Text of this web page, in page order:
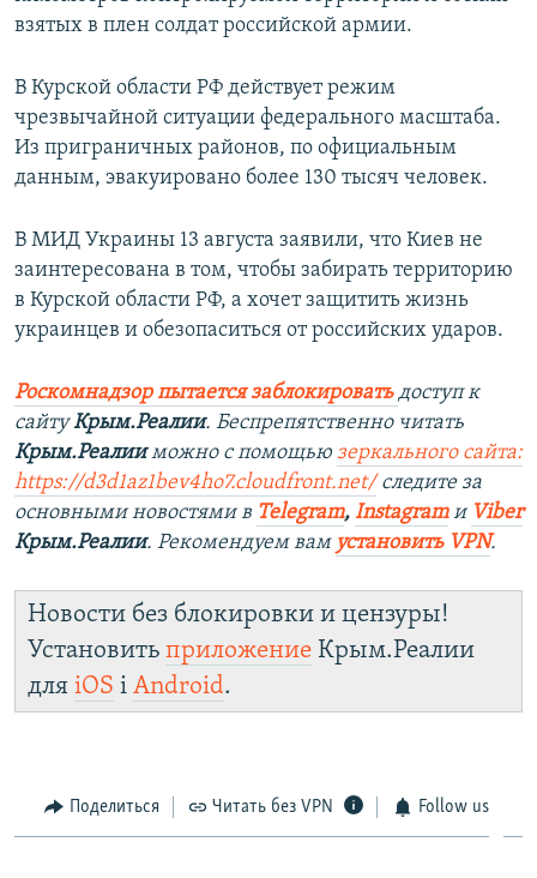
взятых в плен солдат российской армии.
В Курской области РФ действует режим
чрезвычайной ситуации федерального масштаба.
Из приграничных районов, по официальным
данным, эвакуировано более 130 тысяч человек.
В МИД Украины 13 августа заявили, что Киев не
заинтересована в том, чтобы забирать территорию
в Курской области РФ, а хочет защитить жизнь
украинцев и обезопаситься от российских ударов.
Роскомнадзор пытается заблокировать доступ к
сайтуКрым.Реалии. Беспрепятственно читать
Крым.Реалииможно с помощью зеркального сайта:
https://d3d1az1bev4ho7.cloudfront.net/ следите за
основными новостями в Telegram, Instagramи Viber
Крым.Реалии. Рекомендуем вам установить VPN.
Новости без блокировки и цензуры!
Установить приложение Крым.Реалии
для iOS і Android.
Поделиться Читать без VPN Follow us